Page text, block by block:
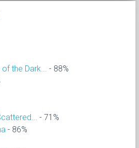
the Dark...
- 88%
- 71%
- 86%